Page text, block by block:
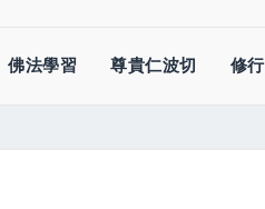
佛法學習 尊貴仁波切 修